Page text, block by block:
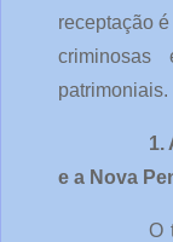
receptação
patrimoniais.
1.
e a Nova
O